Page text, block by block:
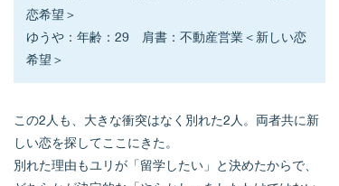
恋希望＞
ゆうや：年齢：29　肩書：不動産営業＜新しい恋
希望＞
この2人も、大きな衝突はなく別れた2人。両者共に新
しい恋を探してここにきた。
別れた理由もユリが「留学したい」と決めたからで、